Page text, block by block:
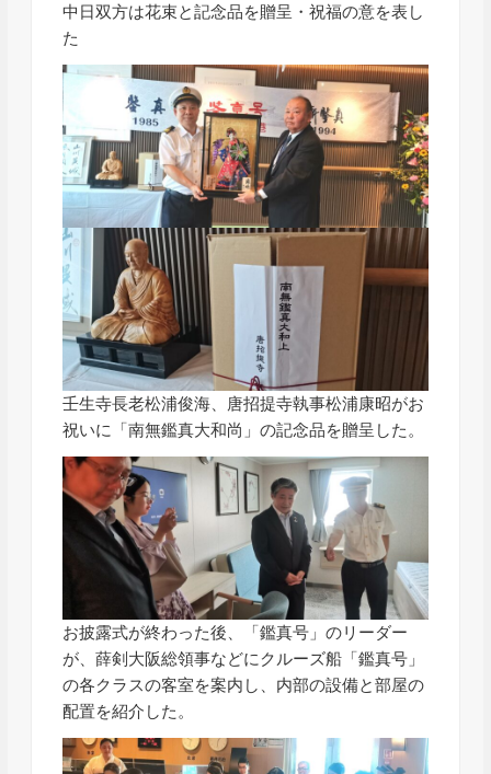
中日双方は花束と記念品を贈呈・祝福の意を表し
た
壬生寺長老松浦俊海、唐招提寺執事松浦康昭がお
祝いに「南無鑑真大和尚」の記念品を贈呈した。
お披露式が終わった後、「鑑真号」のリーダー
が、薛剣大阪総領事などにクルーズ船「鑑真号」
の各クラスの客室を案内し、内部の設備と部屋の
配置を紹介した。